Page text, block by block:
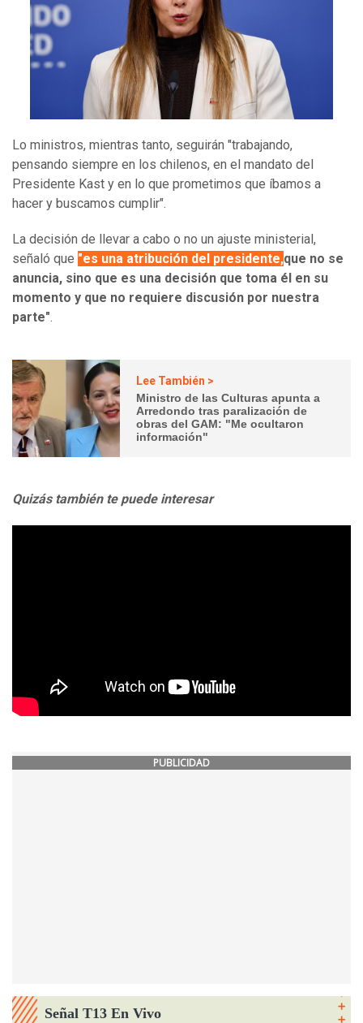
Lo ministros, mientras tanto, seguirán "trabajando,
pensando siempre en los chilenos, en el mandato del
Presidente Kast y en lo que prometimos que íbamos a
hacer y buscamos cumplir".
La decisión de llevar a cabo o no un ajuste ministerial,
señaló que "es una atribución del presidente,que no se
anuncia, sino que es una decisión que toma él en su
momento y que no requiere discusión por nuestra
parte".
Lee También >
Ministro de las Culturas apunta a
Arredondo tras paralización de
obras del GAM: "Me ocultaron
información"
Quizás también te puede interesar
PUBLICIDAD
Señal T13 En Vivo